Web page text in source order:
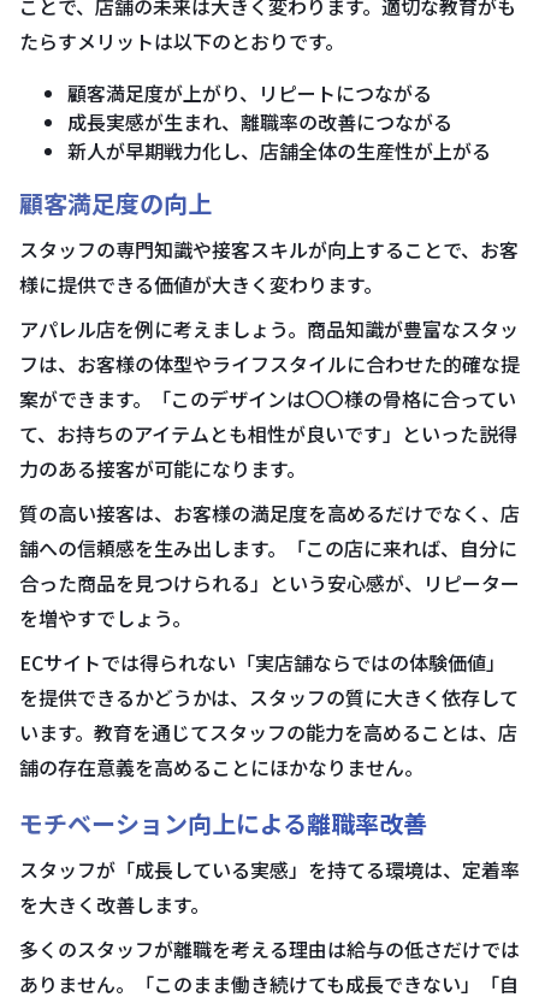
ことで、店舗の未来は大きく変わります。適切な教育がも
たらすメリットは以下のとおりです。
顧客満足度が上がり、リピートにつながる
成長実感が生まれ、離職率の改善につながる
新人が早期戦力化し、店舗全体の生産性が上がる
顧客満足度の向上
スタッフの専門知識や接客スキルが向上することで、お客
様に提供できる価値が大きく変わります。
アパレル店を例に考えましょう。商品知識が豊富なスタッ
フは、お客様の体型やライフスタイルに合わせた的確な提
案ができます。「このデザインは〇〇様の骨格に合ってい
て、お持ちのアイテムとも相性が良いです」といった説得
力のある接客が可能になります。
質の高い接客は、お客様の満足度を高めるだけでなく、店
舗への信頼感を生み出します。「この店に来れば、自分に
合った商品を見つけられる」という安心感が、リピーター
を増やすでしょう。
ECサイトでは得られない「実店舗ならではの体験価値」
を提供できるかどうかは、スタッフの質に大きく依存して
います。教育を通じてスタッフの能力を高めることは、店
舗の存在意義を高めることにほかなりません。
モチベーション向上による離職率改善
スタッフが「成長している実感」を持てる環境は、定着率
を大きく改善します。
多くのスタッフが離職を考える理由は給与の低さだけでは
ありません。「このまま働き続けても成長できない」「自